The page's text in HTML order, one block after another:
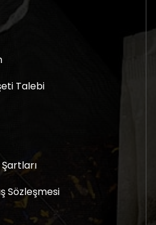
Talebi
Sözleşmesi